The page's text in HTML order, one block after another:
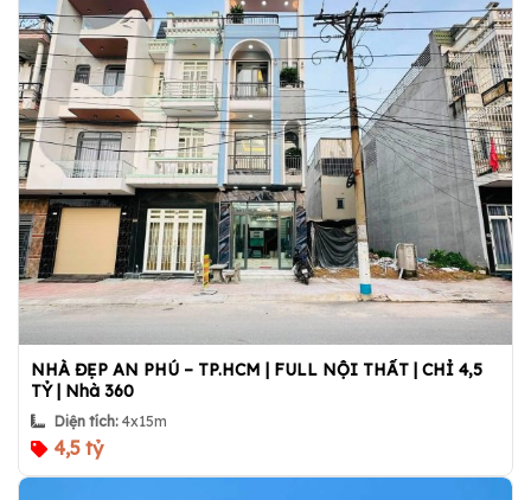
NHÀ ĐẸP AN PHÚ – TP.HCM | FULL NỘI THẤT | CHỈ 4,5
TỶ | Nhà 360
Diện tích: 4x15m
4,5 tỷ